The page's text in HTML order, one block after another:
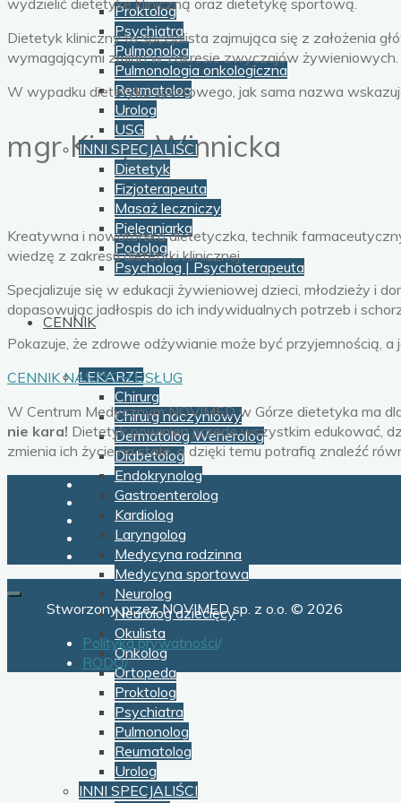
Proktolog
Psychiatra
Pulmonolog
Pulmonologia onkologiczna
Reumatolog
Urolog
USG
INNI SPECJALIŚCI
Dietetyk
Fizjoterapeuta
Masaż leczniczy
Pielęgniarka
Podolog
Psycholog | Psychoterapeuta
CENNIK
LEKARZE
Chirurg
Chirurg naczyniowy
Dermatolog Wenerolog
Diabetolog
Endokrynolog
Gastroenterolog
Kardiolog
Laryngolog
Medycyna rodzinna
Medycyna sportowa
Neurolog
Neurolog dziecięcy
Okulista
Onkolog
Ortopeda
Proktolog
Psychiatra
Pulmonolog
Reumatolog
Urolog
INNI SPECJALIŚCI
wydzielić dietetykę kliniczną oraz dietetykę sportową.
Dietetyk kliniczny to specjalista zajmująca się z założenia
wymagającymi zmian w zakresie zwyczajów żywieniowych.
W wypadku dietetyka sportowego, jak sama nazwa
mgr Kinga Winnicka
Kreatywna i nowatorska dietetyczka, technik
wiedzę z zakresu dietetyki klinicznej.
Specjalizuje się w edukacji żywieniowej dzieci, młodzieży i
dopasowując jadłospis do ich indywidualnych potrzeb i
Pokazuje, że zdrowe odżywianie może być przyjemnością,
CENNIK NASZYCH USŁUG
W Centrum Medycznym NOVIMED w Górze dietetyka ma
nie kara! Dietetyk powinien przede wszystkim edukować,
zmienia ich życie na stałe, a dzięki temu potrafią znaleźć
Stworzony przez NOVIMED sp. z o.o. © 2026
Polityka prywatności/
RODO/